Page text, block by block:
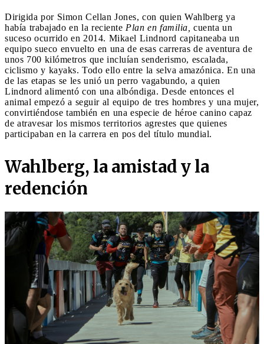
Dirigida por Simon Cellan Jones, con quien Wahlberg ya
había trabajado en la reciente Plan en familia, cuenta un
suceso ocurrido en 2014. Mikael Lindnord capitaneaba un
equipo sueco envuelto en una de esas carreras de aventura de
unos 700 kilómetros que incluían senderismo, escalada,
ciclismo y kayaks. Todo ello entre la selva amazónica. En una
de las etapas se les unió un perro vagabundo, a quien
Lindnord alimentó con una albóndiga. Desde entonces el
animal empezó a seguir al equipo de tres hombres y una mujer,
convirtiéndose también en una especie de héroe canino capaz
de atravesar los mismos territorios agrestes que quienes
participaban en la carrera en pos del título mundial.
Wahlberg, la amistad y la
redención